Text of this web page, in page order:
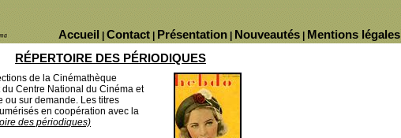
Mentions légales
Nouveautés
Présentation
Contact
Accueil
RÉPERTOIRE DES PÉRIODIQUES
de la Cinémathèque
Centre National du Cinéma et
ou sur demande. Les titres
en coopération avec la
des périodiques)